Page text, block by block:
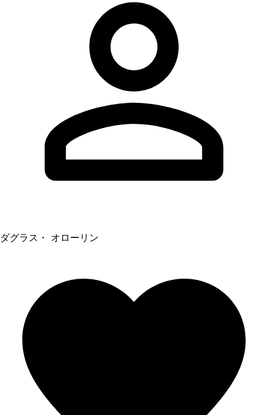
ダグラス・ オローリン